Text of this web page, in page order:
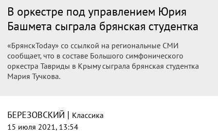
В оркестре под управлением Юрия
Башмета сыграла брянская студентка
«БрянскToday» со ссылкой на региональные СМИ
сообщает, что в составе Большого симфонического
оркестра Тавриды в Крыму сыграла брянская студентка
Мария Тучкова.
БЕРЕЗОВСКИЙ | Классика
15 июля 2021, 13:54